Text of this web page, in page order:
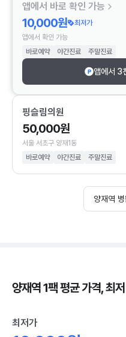
앱에서 바로 확인 가능
10,000원
최저가
앱에서 확인 가능
바로예약
야간진료 주말진료
앱에서 3
핑슬림의원
50,000원
서울 서초구 양재1동
바로예약
야간진료 주말진료
양재역
양재역 1팩 평균 가격, 최
최저가